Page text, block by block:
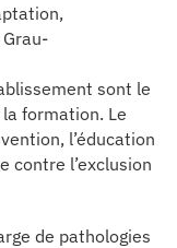
sont le
formation. Le
l’éducation
contre l’exclusion
de pathologies